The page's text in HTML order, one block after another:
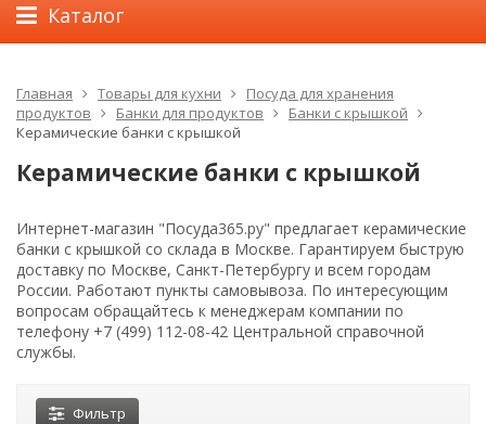
Каталог
Главная Товары для кухни
Посуда для хранения
продуктов
Банки для продуктов
Банки с крышкой
Керамические банки с крышкой
Керамические банки с крышкой
Интернет-магазин "Посуда365.ру" предлагает керамические
банки с крышкой со склада в Москве. Гарантируем быструю
доставку по Москве, Санкт-Петербургу и всем городам
России. Работают пункты самовывоза. По интересующим
вопросам обращайтесь к менеджерам компании по
телефону +7 (499) 112-08-42 Центральной справочной
службы.
Фильтр